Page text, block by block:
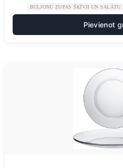
BULJONU ZUPAS ŠĶĪVJI UN SALĀTU
Pievienot